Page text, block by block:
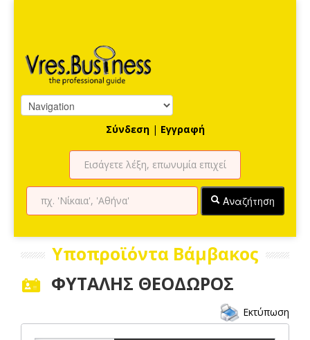
Σύνδεση | Εγγραφή
Αναζήτηση
Υποπροϊόντα Βάμβακος
ΦΥΤΑΛΗΣ ΘΕΟΔΩΡΟΣ
Εκτύπωση